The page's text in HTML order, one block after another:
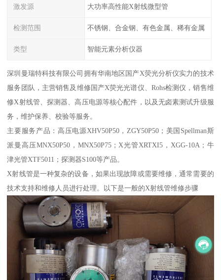
激发源 大功率高性能X射线微型管
检测范围 不锈钢、合金钢、有色金属、稀有金属
类型 智能元素分析仪器
深圳曼瑞特科技有限公司拥有华南地区国产X荧光分析仪实力的技术
服务团队，主营销售及维修国产X荧光光谱仪、Rohs检测仪，销售维
修X射线管、探测器、高压电源等核心配件，以及无卤素测试升级服
务，维护保养、校验等服务。
主要服务产品：高压电源XHV50P50，ZGY50P50；美国Spellman斯
派曼高压MNX50P50，MNX50P75；X光管XRTXI5，XGG-10A；牛
津光管XTF5011；探测器S100等产品。
X射线管是一种复杂的设备，如果出现故障或需要维修，通常需要的
技术支持和维修人员进行处理。以下是一般的X射线管维修步骤